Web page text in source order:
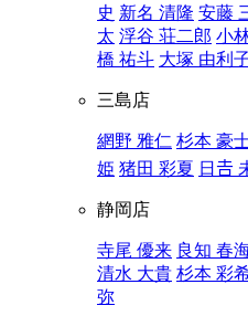
史 新名 清隆 安藤
太 浮谷 荘二郎 小
橋 祐斗 大塚 由利
三島店
網野 雅仁 杉本 豪
姫 猪田 彩夏 日𠮷
静岡店
寺尾 優来 良知 春
清水 大貴 杉本 彩
弥